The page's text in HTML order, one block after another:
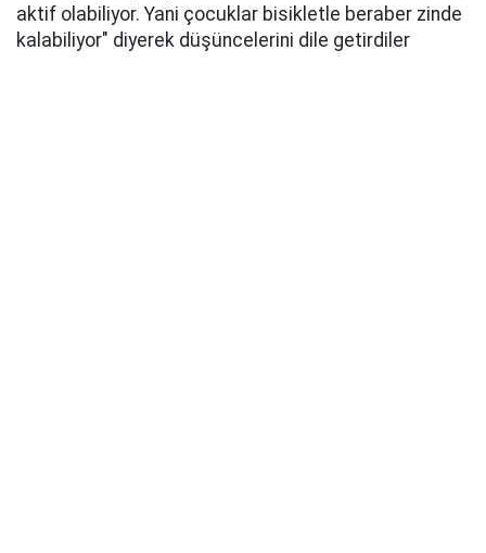
aktif olabiliyor. Yani çocuklar bisikletle beraber zinde
kalabiliyor" diyerek düşüncelerini dile getirdiler